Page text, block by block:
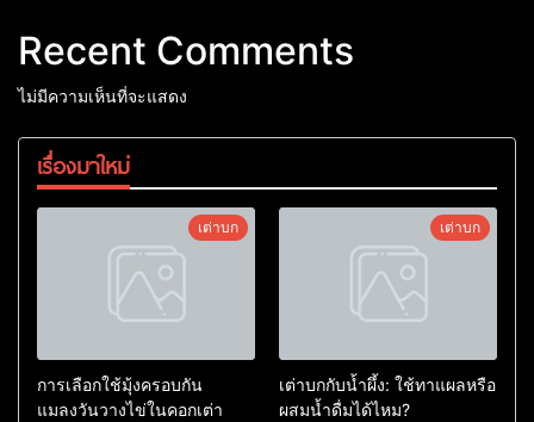
Recent Comments
ไม่มีความเห็นที่จะแสดง
เรื่องมาใหม่
เต่าบก
การเลือกใช้มุ้งครอบกัน
แมลงวันวางไข่ในคอกเต่า
เต่าบก
เต่าบกกับน้ำผึ้ง: ใช้ทาแผลหรือ
ผสมน้ำดื่มได้ไหม?